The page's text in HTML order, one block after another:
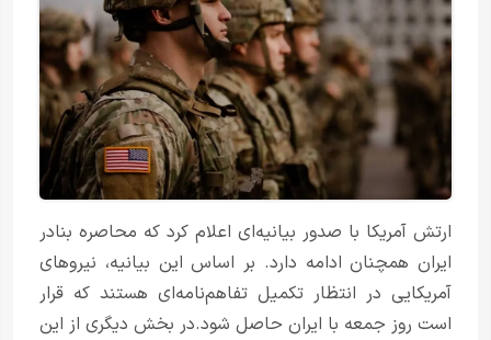
ارتش آمریکا با صدور بیانیه‌ای اعلام کرد که محاصره بنادر
ایران همچنان ادامه دارد. بر اساس این بیانیه، نیروهای
آمریکایی در انتظار تکمیل تفاهم‌نامه‌ای هستند که قرار
است روز جمعه با ایران حاصل شود.در بخش دیگری از این